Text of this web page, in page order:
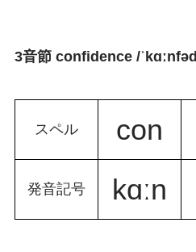
3音節 confidence /ˈkɑːnfəd
スペル con
発音記号 kɑːn